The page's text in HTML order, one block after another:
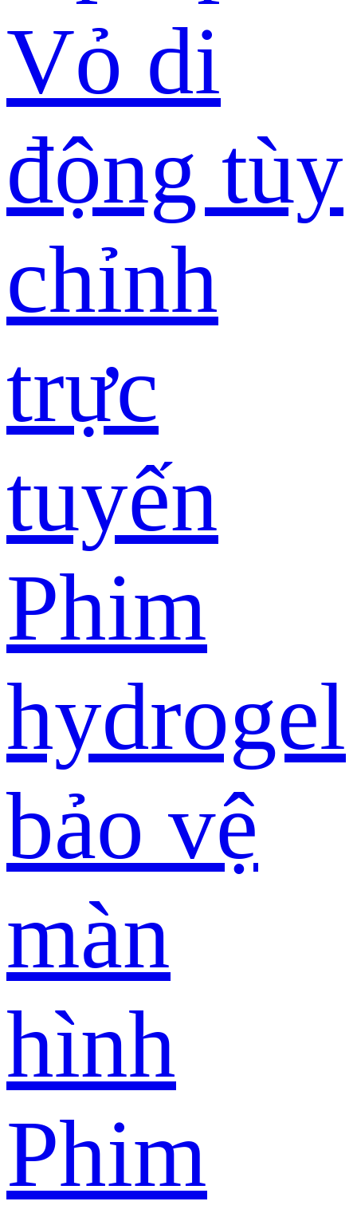
Vỏ di
động tùy
chỉnh
trực
tuyến
Phim
hydrogel
bảo vệ
màn
hình
Phim